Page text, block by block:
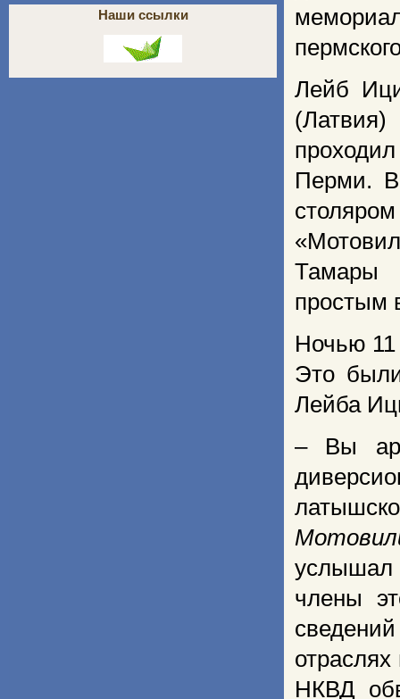
Лейб
Перми. В
Тамары
простым
Ночью 11
Это
Лейба
– Вы
члены
НКВД
Наши ссылки